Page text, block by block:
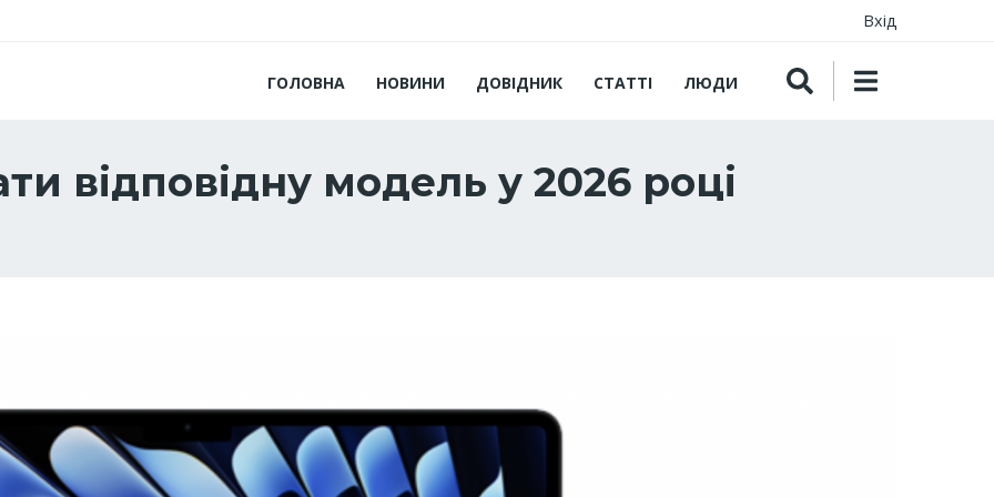
Вхід
ГОЛОВНА НОВИНИ ДОВІДНИК СТАТТІ ЛЮДИ
відповідну модель у 2026 році